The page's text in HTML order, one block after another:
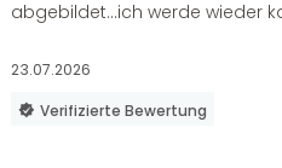
abgebildet...ich werde wieder
23.07.2026
Verifizierte Bewertung